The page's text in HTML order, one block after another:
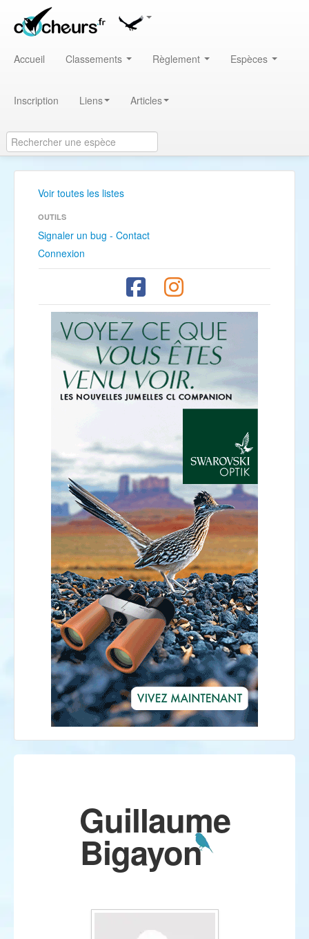
Accueil Classements Règlement Espèces
Inscription Liens Articles
Voir toutes les listes
OUTILS
Signaler un bug - Contact
Connexion
Guillaume
Bigayon